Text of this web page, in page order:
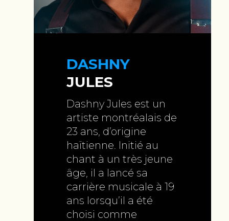
DASHNY
JULES
Dashny Jules est un
artiste montréalais de
23 ans, d’origine
haïtienne. Initié au
chant à un très jeune
âge, il a lancé sa
carrière musicale à 19
ans lorsqu’il a été
choisi comme